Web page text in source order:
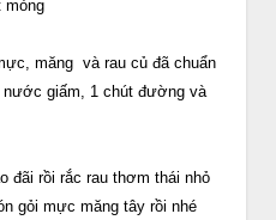
mỏng
măng và rau củ đã chuẩn
giấm, 1 chút đường và
đãi rồi rắc rau thơm thái nhỏ
gỏi mực măng tây rồi nhé